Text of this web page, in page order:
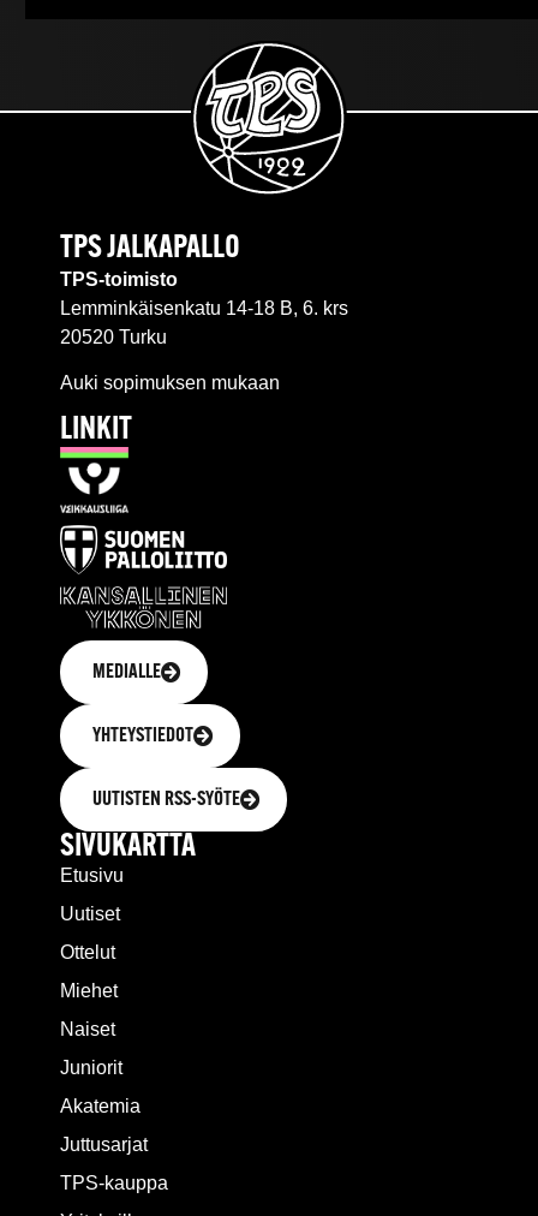
TPS JALKAPALLO
TPS-toimisto
Lemminkäisenkatu 14-18 B, 6. krs
20520 Turku
Auki sopimuksen mukaan
LINKIT
MEDIALLE
YHTEYSTIEDOT
UUTISTEN RSS-SYÖTE
SIVUKARTTA
Etusivu
Uutiset
Ottelut
Miehet
Naiset
Juniorit
Akatemia
Juttusarjat
TPS-kauppa